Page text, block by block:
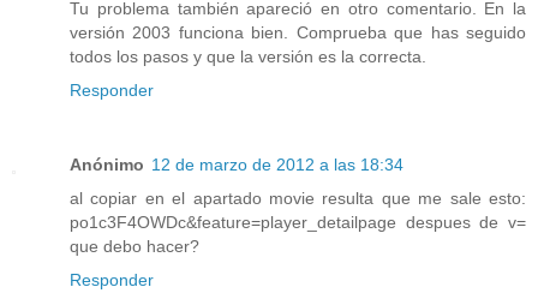
Tu problema también apareció en otro comentario. En la
versión 2003 funciona bien. Comprueba que has seguido
todos los pasos y que la versión es la correcta.
Responder
Anónimo 12 de marzo de 2012 a las 18:34
al copiar en el apartado movie resulta que me sale esto:
po1c3F4OWDc&feature=player_detailpage despues de v=
que debo hacer?
Responder